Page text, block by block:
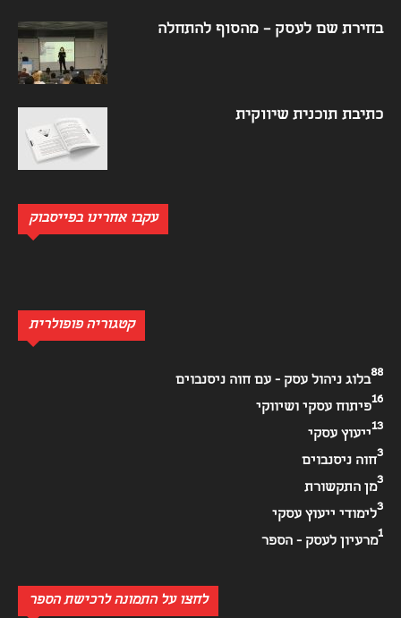
בחירת שם לעסק – מהסוף להתחלה
כתיבת תוכנית שיווקית
עקבו אחרינו בפייסבוק
קטגוריה פופולרית
בלוג ניהול עסק - עם חוה ניסנבוים
88
פיתוח עסקי ושיווקי
16
ייעוץ עסקי
13
חוה ניסנבוים
3
מן התקשורת
3
לימודי ייעוץ עסקי
3
מרעיון לעסק - הספר
1
לחצו על התמונה לרכישת הספר